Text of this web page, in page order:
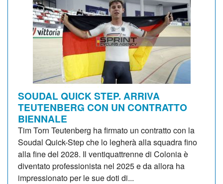
SOUDAL QUICK STEP. ARRIVA
TEUTENBERG CON UN CONTRATTO
BIENNALE
Tim Torn Teutenberg ha firmato un contratto con la
Soudal Quick-Step che lo legherà alla squadra fino
alla fine del 2028. Il ventiquattrenne di Colonia è
diventato professionista nel 2025 e da allora ha
impressionato per le sue doti di...